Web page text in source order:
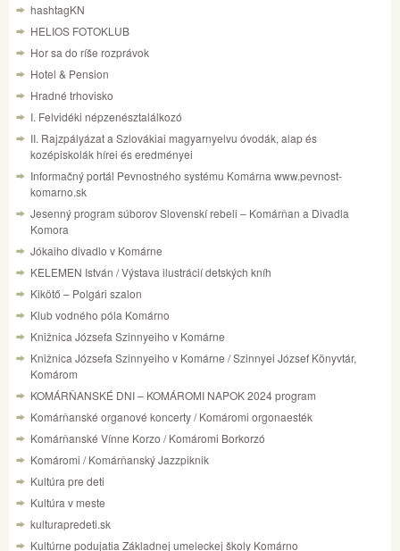
hashtagKN
HELIOS FOTOKLUB
Hor sa do ríše rozprávok
Hotel & Pension
Hradné trhovisko
I. Felvidéki népzenésztalálkozó
II. Rajzpályázat a Szlovákiai magyarnyelvu óvodák, alap és
kozépiskolák hírei és eredményei
Informačný portál Pevnostného systému Komárna www.pevnost-
komarno.sk
Jesenný program súborov Slovenskí rebeli – Komárňan a Divadla
Komora
Jókaiho divadlo v Komárne
KELEMEN István / Výstava ilustrácií detských kníh
Kikötő – Polgári szalon
Klub vodného póla Komárno
Knižnica Józsefa Szinnyeiho v Komárne
Knižnica Józsefa Szinnyeiho v Komárne / Szinnyei József Könyvtár,
Komárom
KOMÁRŇANSKÉ DNI – KOMÁROMI NAPOK 2024 program
Komárňanské organové koncerty / Komáromi orgonaesték
Komárňanské Vínne Korzo / Komáromi Borkorzó
Komáromi / Komárňanský Jazzpiknik
Kultúra pre deti
Kultúra v meste
kulturapredeti.sk
Kultúrne podujatia Základnej umeleckej školy Komárno